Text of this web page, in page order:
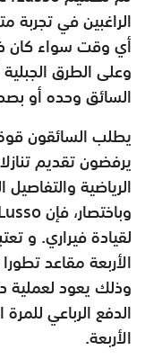
الراغبين في
أي وقت سواء كان
وعلى الطرق
السائق وحده أو
يطلب السائقون
يرفضون تقديم
الرياضية
الأربعة مقاعد
وذلك يعود لعملية
الدفع الرباعي
الأربعة.